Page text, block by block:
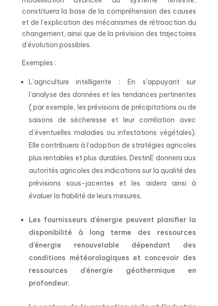
constituera la base de la compréhension des causes
et de l’explication des mécanismes de rétroaction du
changement, ainsi que de la prévision des trajectoires
d’évolution possibles.
Exemples :
L’agriculture intelligente : En s’appuyant sur
l’analyse des données et les tendances pertinentes
( par exemple, les prévisions de précipitations ou de
saisons de sécheresse et leur corrélation avec
d’éventuelles maladies ou infestations végétales).
Elle contribuera à l’adoption de stratégies agricoles
plus rentables et plus durables. DestinE donnera aux
autorités agricoles des indications sur la qualité des
prévisions sous-jacentes et les aidera ainsi à
évaluer la fiabilité de leurs mesures.
Les fournisseurs d’énergie peuvent planifier la
disponibilité à long terme des ressources
d’énergie renouvelable dépendant des
conditions météorologiques et concevoir des
ressources d’énergie géothermique en
profondeur.